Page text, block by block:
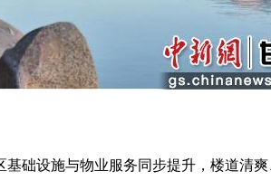
设施与物业服务同步提升，楼道清爽